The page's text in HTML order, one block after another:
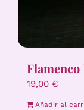
19,00 €
Añadir al